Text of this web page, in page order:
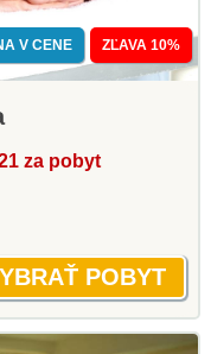
V CENE ZĽAVA 10%
za pobyt